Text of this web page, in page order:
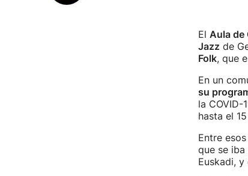
El Aula de
Jazzde
Folk, que
En un
su
la
hasta el
Entre
que se
Euskadi,